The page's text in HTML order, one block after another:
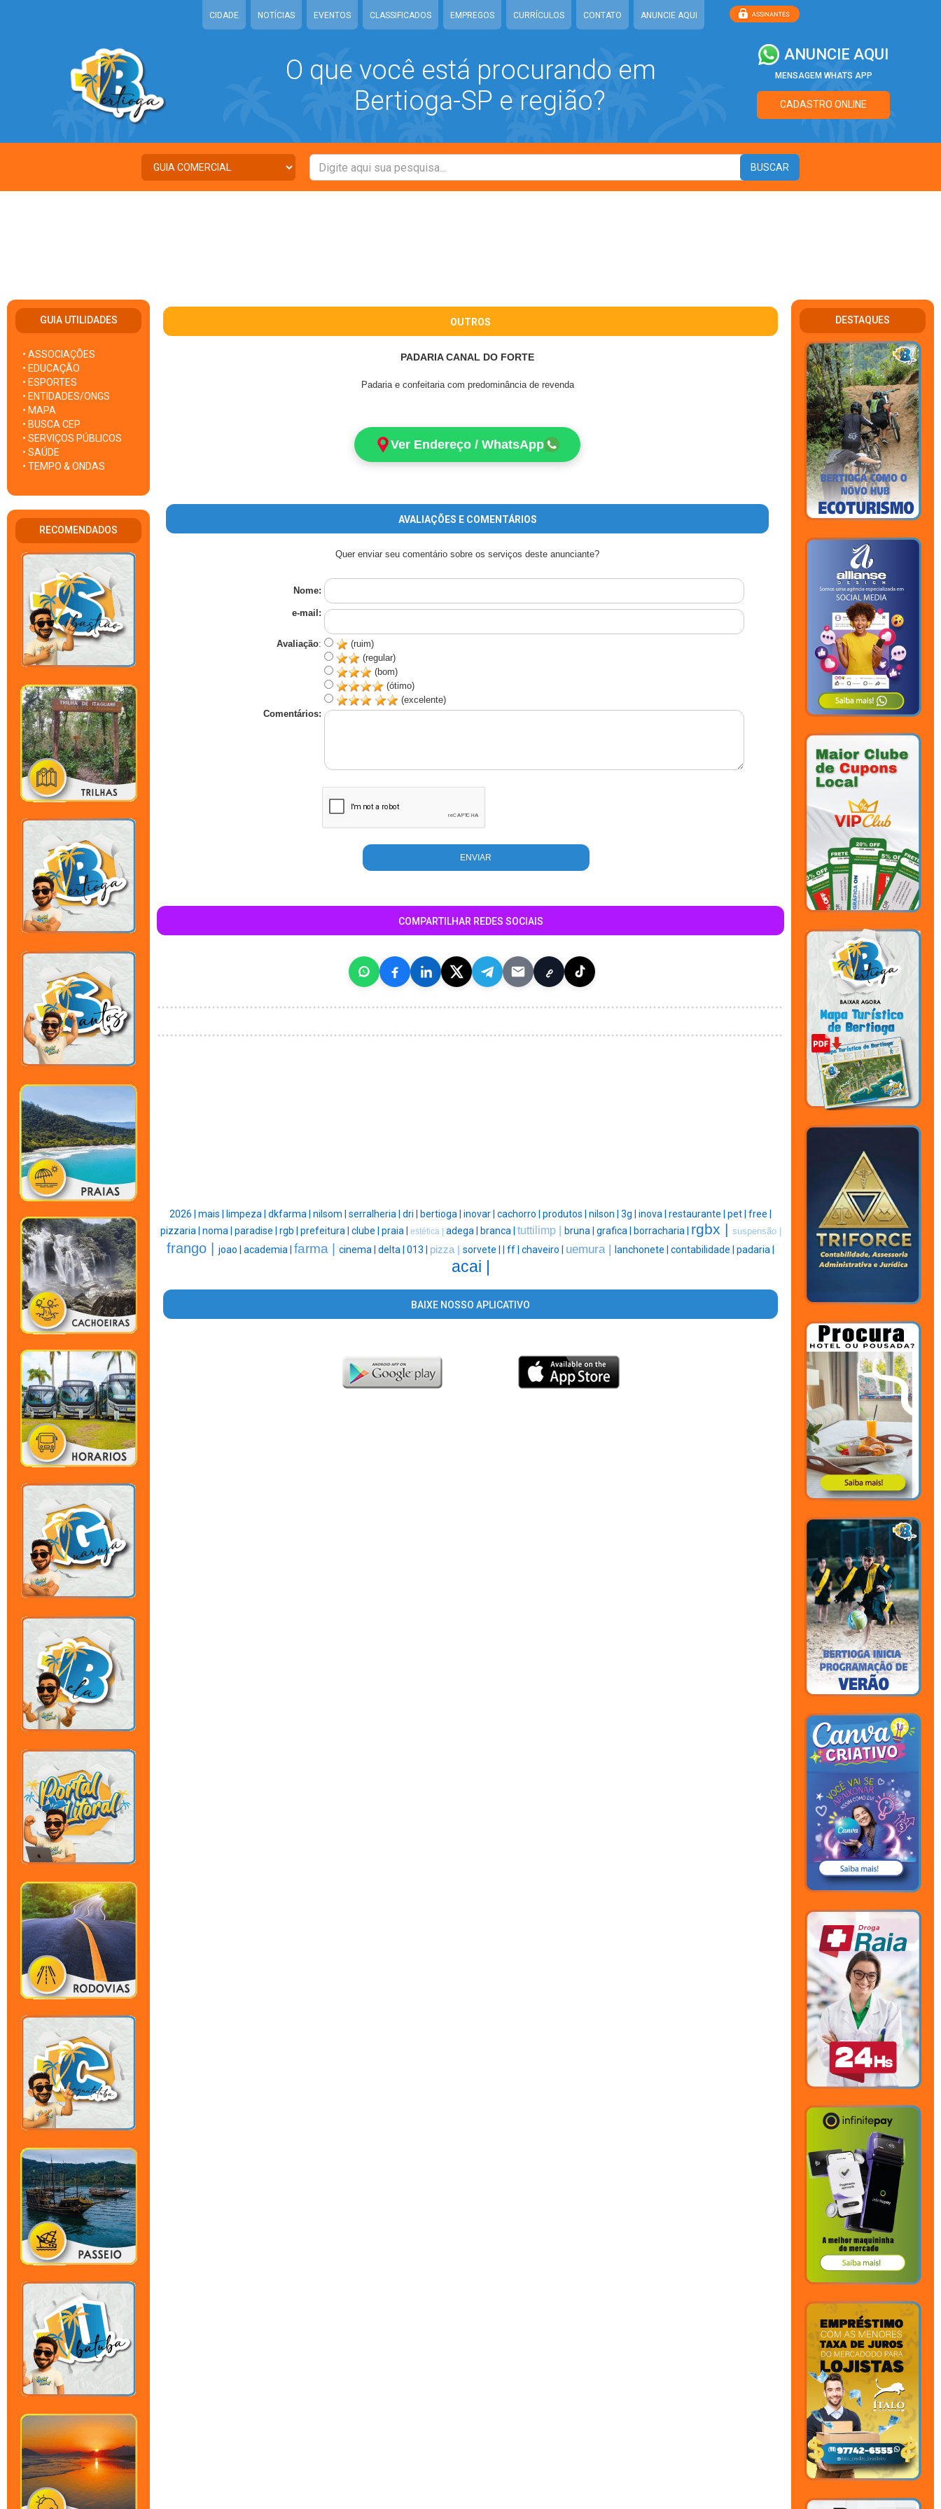
CIDADE NOTÍCIAS EVENTOS CLASSIFICADOS EMPREGOS CURRÍCULOS CONTATO ANUNCIE AQUI
O que você está procurando em
Bertioga-SP e região?
ANUNCIE AQUI
MENSAGEM WHATS APP
CADASTRO ONLINE
GUIA UTILIDADES
• ASSOCIAÇÕES
• EDUCAÇÃO
• ESPORTES
• ENTIDADES/ONGS
• MAPA
• BUSCA CEP
• SERVIÇOS PÚBLICOS
• SAÚDE
• TEMPO & ONDAS
RECOMENDADOS
OUTROS
PADARIA CANAL DO FORTE
Padaria e confeitaria com predominância de revenda
Ver Endereço / WhatsApp
AVALIAÇÕES E COMENTÁRIOS
Quer enviar seu comentário sobre os serviços deste anunciante?
Nome:
e-mail:
Avaliação:
(ruim)
(regular)
(bom)
(ótimo)
(excelente)
Comentários:
COMPARTILHAR REDES SOCIAIS
2026 | mais | limpeza | dkfarma | nilsom | serralheria | dri | bertioga | inovar | cachorro | produtos | nilson | 3g | inova | restaurante | pet | free |
pizzaria | noma | paradise | rgb | prefeitura | clube | praia | estética | adega | branca | tuttilimp | bruna | grafica | borracharia | rgbx | suspensão |
frango | joao | academia | farma | cinema | delta | 013 | pizza | sorvete | ff | chaveiro | uemura | lanchonete | contabilidade | padaria |
acai |
BAIXE NOSSO APLICATIVO
DESTAQUES